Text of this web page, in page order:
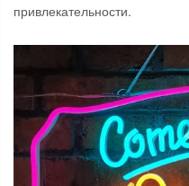
привлекательности.